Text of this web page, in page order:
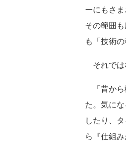
ーにもさ
その範囲
も「技術
それでは
「昔から
た。気に
したり、
ら『仕組